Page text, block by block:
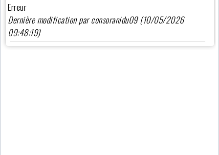
Erreur
Dernière modification par consoranidu09 (10/05/2026
09:48:19)